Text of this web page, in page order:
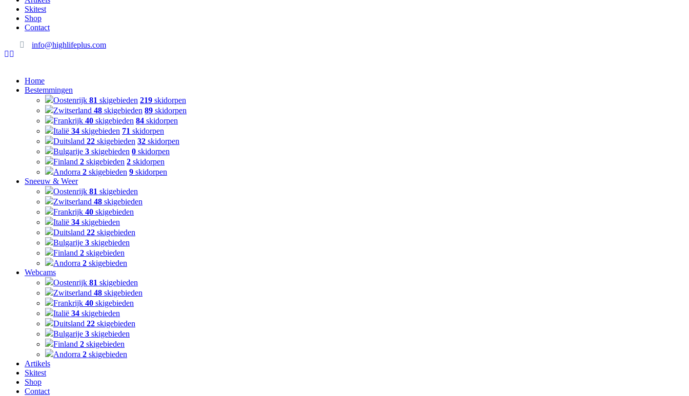
Skitest
Shop
Contact
info@highlifeplus.com
Home
Bestemmingen
Oostenrijk 81 skigebieden 219 skidorpen
Zwitserland 48 skigebieden 89 skidorpen
Frankrijk 40 skigebieden 84 skidorpen
Italië 34 skigebieden 71 skidorpen
Duitsland 22 skigebieden 32 skidorpen
Bulgarije 3 skigebieden 0 skidorpen
Finland 2 skigebieden 2 skidorpen
Andorra 2 skigebieden 9 skidorpen
Sneeuw & Weer
Oostenrijk 81 skigebieden
Zwitserland 48 skigebieden
Frankrijk 40 skigebieden
Italië 34 skigebieden
Duitsland 22 skigebieden
Bulgarije 3 skigebieden
Finland 2 skigebieden
Andorra 2 skigebieden
Webcams
Oostenrijk 81 skigebieden
Zwitserland 48 skigebieden
Frankrijk 40 skigebieden
Italië 34 skigebieden
Duitsland 22 skigebieden
Bulgarije 3 skigebieden
Finland 2 skigebieden
Andorra 2 skigebieden
Artikels
Skitest
Shop
Contact